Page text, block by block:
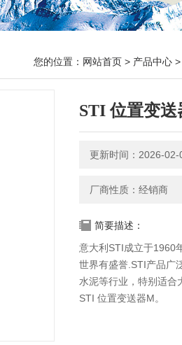
您的位置： 网站首页 > 产品中心
STI 位置变
更新时间：2026-02-
厂商性质：经销商
简要描述：
意大利STI成立于1960
世界有盛誉.STI产品广
水泥等行业，特别适合
STI 位置变送器M。